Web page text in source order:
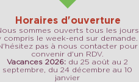
Horaires d'ouverture
sommes ouverts tous les jours
compris le week-end sur demande.
pas à nous contacter pour
convenir d'un RDV.
Vacances 2026: du 25 août au 2
septembre, du 24 décembre au 10
janvier